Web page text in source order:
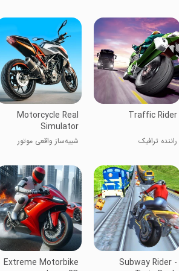
Traffic Rider
راننده ترافیک
Motorcycle Real
Simulator
شبیه‌ساز واقعی موتور
Subway Rider -
Extreme Motorbike